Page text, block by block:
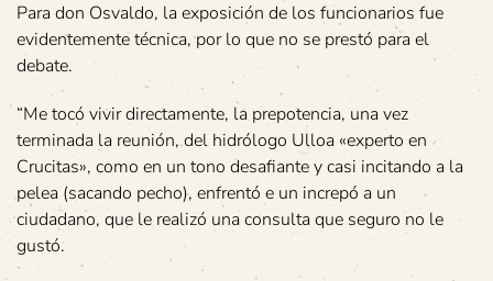
Para don Osvaldo, la exposición de los funcionarios fue
evidentemente técnica, por lo que no se prestó para el
debate.
“Me tocó vivir directamente, la prepotencia, una vez
terminada la reunión, del hidrólogo Ulloa «experto en
Crucitas», como en un tono desafiante y casi incitando a la
pelea (sacando pecho), enfrentó e un increpó a un
ciudadano, que le realizó una consulta que seguro no le
gustó.